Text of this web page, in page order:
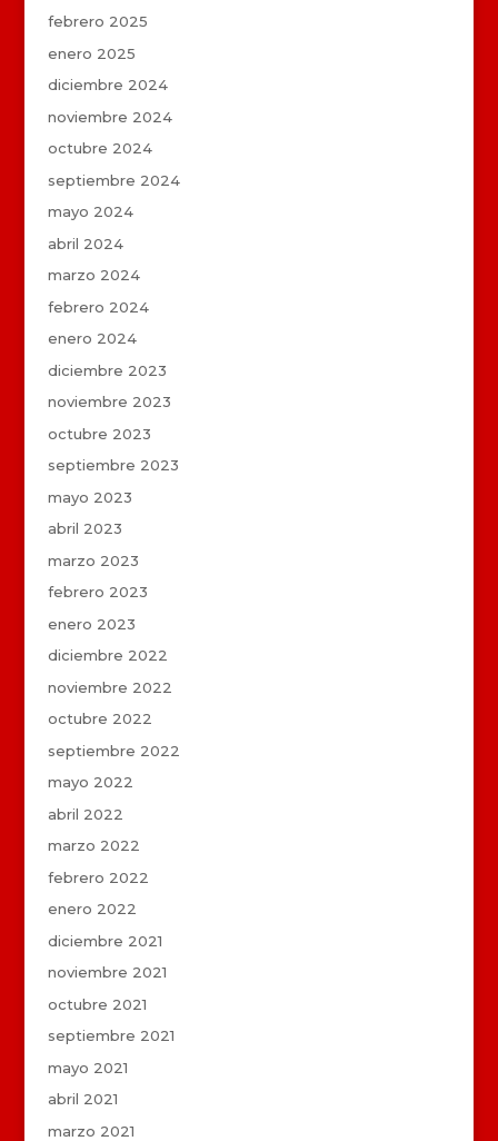
febrero 2025
enero 2025
diciembre 2024
noviembre 2024
octubre 2024
septiembre 2024
mayo 2024
abril 2024
marzo 2024
febrero 2024
enero 2024
diciembre 2023
noviembre 2023
octubre 2023
septiembre 2023
mayo 2023
abril 2023
marzo 2023
febrero 2023
enero 2023
diciembre 2022
noviembre 2022
octubre 2022
septiembre 2022
mayo 2022
abril 2022
marzo 2022
febrero 2022
enero 2022
diciembre 2021
noviembre 2021
octubre 2021
septiembre 2021
mayo 2021
abril 2021
marzo 2021